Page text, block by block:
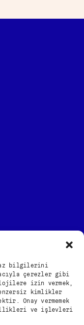
bilgilerini
çerezler gibi
izin vermek,
kimlikler
Onay vermemek
ve işlevleri